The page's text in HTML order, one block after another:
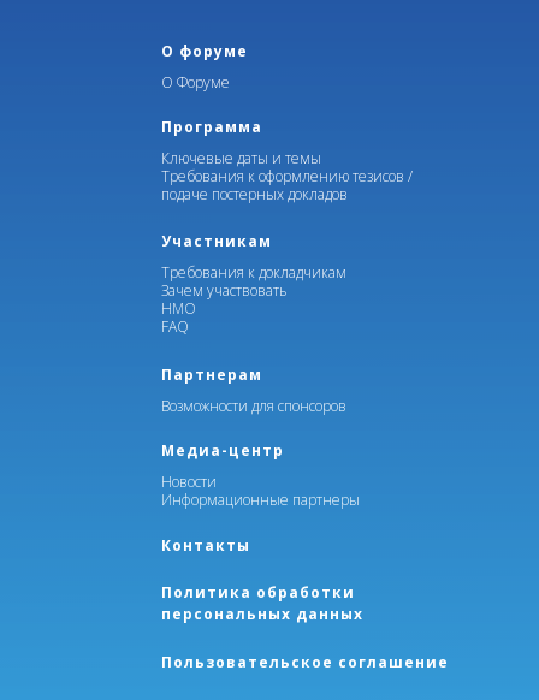
О форуме
О Форуме
Программа
Ключевые даты и темы
Требования к оформлению тезисов /
подаче постерных докладов
Участникам
Требования к докладчикам
Зачем участвовать
НМО
FAQ
Партнерам
Возможности для спонсоров
Медиа-центр
Новости
Информационные партнеры
Контакты
Пользовательское соглашение
Политика обработки
персональных данных